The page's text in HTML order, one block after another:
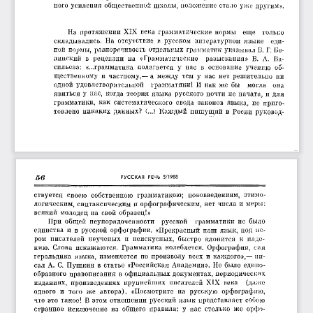
ного усиления общественной  школы, положение стало  уже другим».
На  протяжении  XIX  века  грамматические  нормы еще
только
складывались.  На  отсутствие  в  русском  литературном  языке
еди­
ной  нормы,  разноречивость отдельных грамматик указывал В. Г. Бе­
линский  в  рецензии  на  «Грамматические
разыскания»  В.  Л.  Ва­
сильева:  «...грамматика  полагается  у  нас  в  основание  учению  об­
щественному  и  частному,— а  между  тем  у  нас  нет  решительно  ни
одной  удовлетворительной
грамматики!  И  как  же  бы могла
она
явиться у  нас,  когда  теория языка  русского почти  не начата,  и для
грамматики,  как  систематического  свода  законов  языка,  не  приго­
товлено  никаких  данных?  (.„>  Каждый  пишущий  в  Росии  руковод­
&в РУССКАЯ  РЕЧЬ  5/1988
ствуется  своею  собственною  грамматикою;  нововведениям,  этимо­
логическим, синтаксическим и орфографическим,  нет  числа и меры:
всякий  молодец  на  свой  образец!»
При  общей  неупорядоченности
русской
грамматики  не  было
единства  и  в  русской  орфографии.  «Прекрасный  наш  язык,  под  пе­
ром  писателей  неученых  и  неискусных,  быстро  клонится  к  паде­
нию.  Слова  искажаются.  Грамматика  колеблется.  Орфография,  спя
геральдика  языка,  изменяется  по  произволу  всех  и  каждого»,— пи­
сал А.  С.  Пушкин  в  статье  «Российская Академия».  Не  было  едино­
образного  правописания  в официальных документах, периодических
изданиях,  произведениях  крупнейших  писателей  XIX  века
(даже
одного  и  того  же  автора).  «Посмотрите  на  русскую  орфографию,
что  это  такое!  В  этом отношении русский  язык  представляет собою
странное  исключение  из  общего  правила:  у  нас  столько  же  орфо­